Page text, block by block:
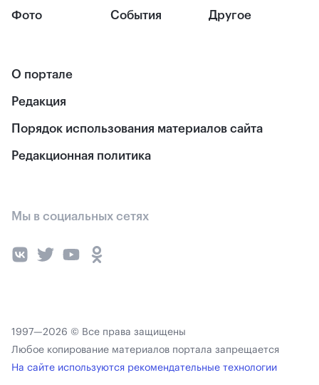
Фото События Другое
О портале
Редакция
Порядок использования материалов сайта
Редакционная политика
Мы в социальных сетях
1997—2026 © Все права защищены
Любое копирование материалов портала запрещается
На сайте используются рекомендательные технологии